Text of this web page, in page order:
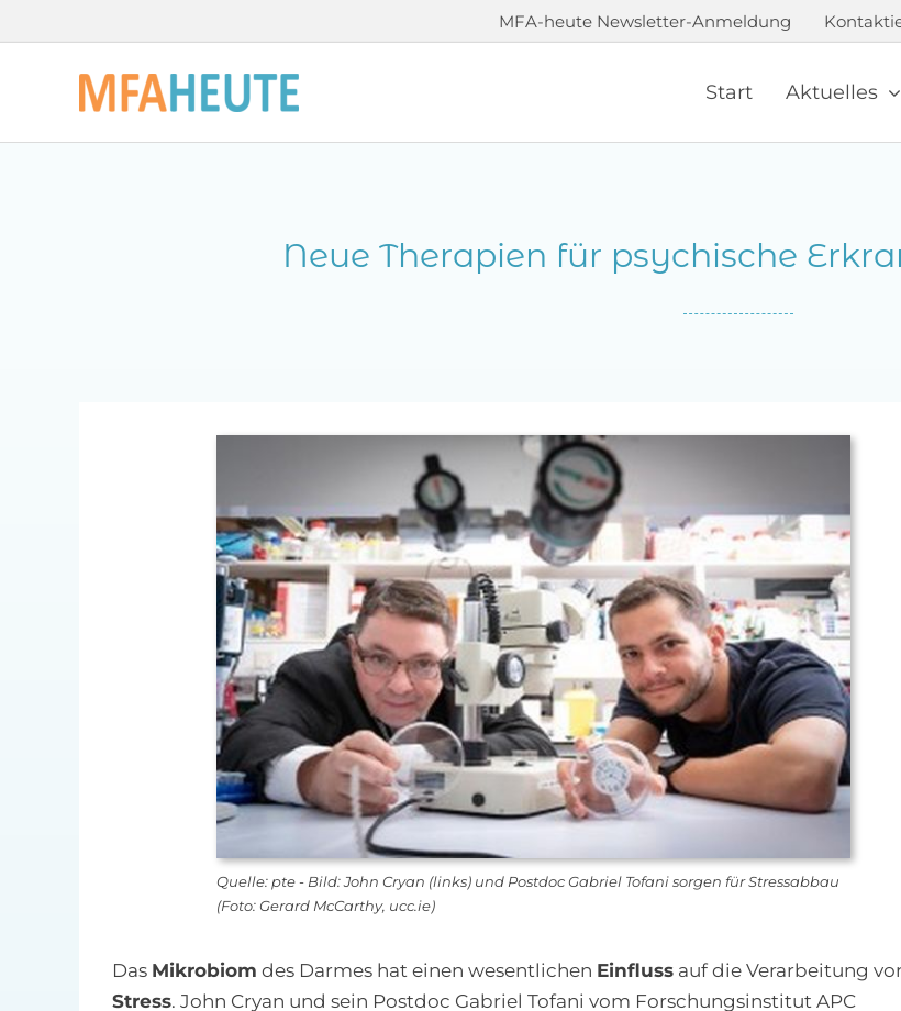
Inhalt
springen
MFA-heute Newsletter-Anmeldung
Start Aktuelles
Neue Therapien für psychische
Quelle: pte - Bild: John Cryan (links) und Postdoc Gabriel Tofani sorgen für Stressabbau
(Foto: Gerard McCarthy, ucc.ie)
Das Mikrobiom des Darmes hat einen wesentlichen Einflussauf die Verarbeitung
Stress. John Cryan und sein Postdoc Gabriel Tofani vom Forschungsinstitut APC